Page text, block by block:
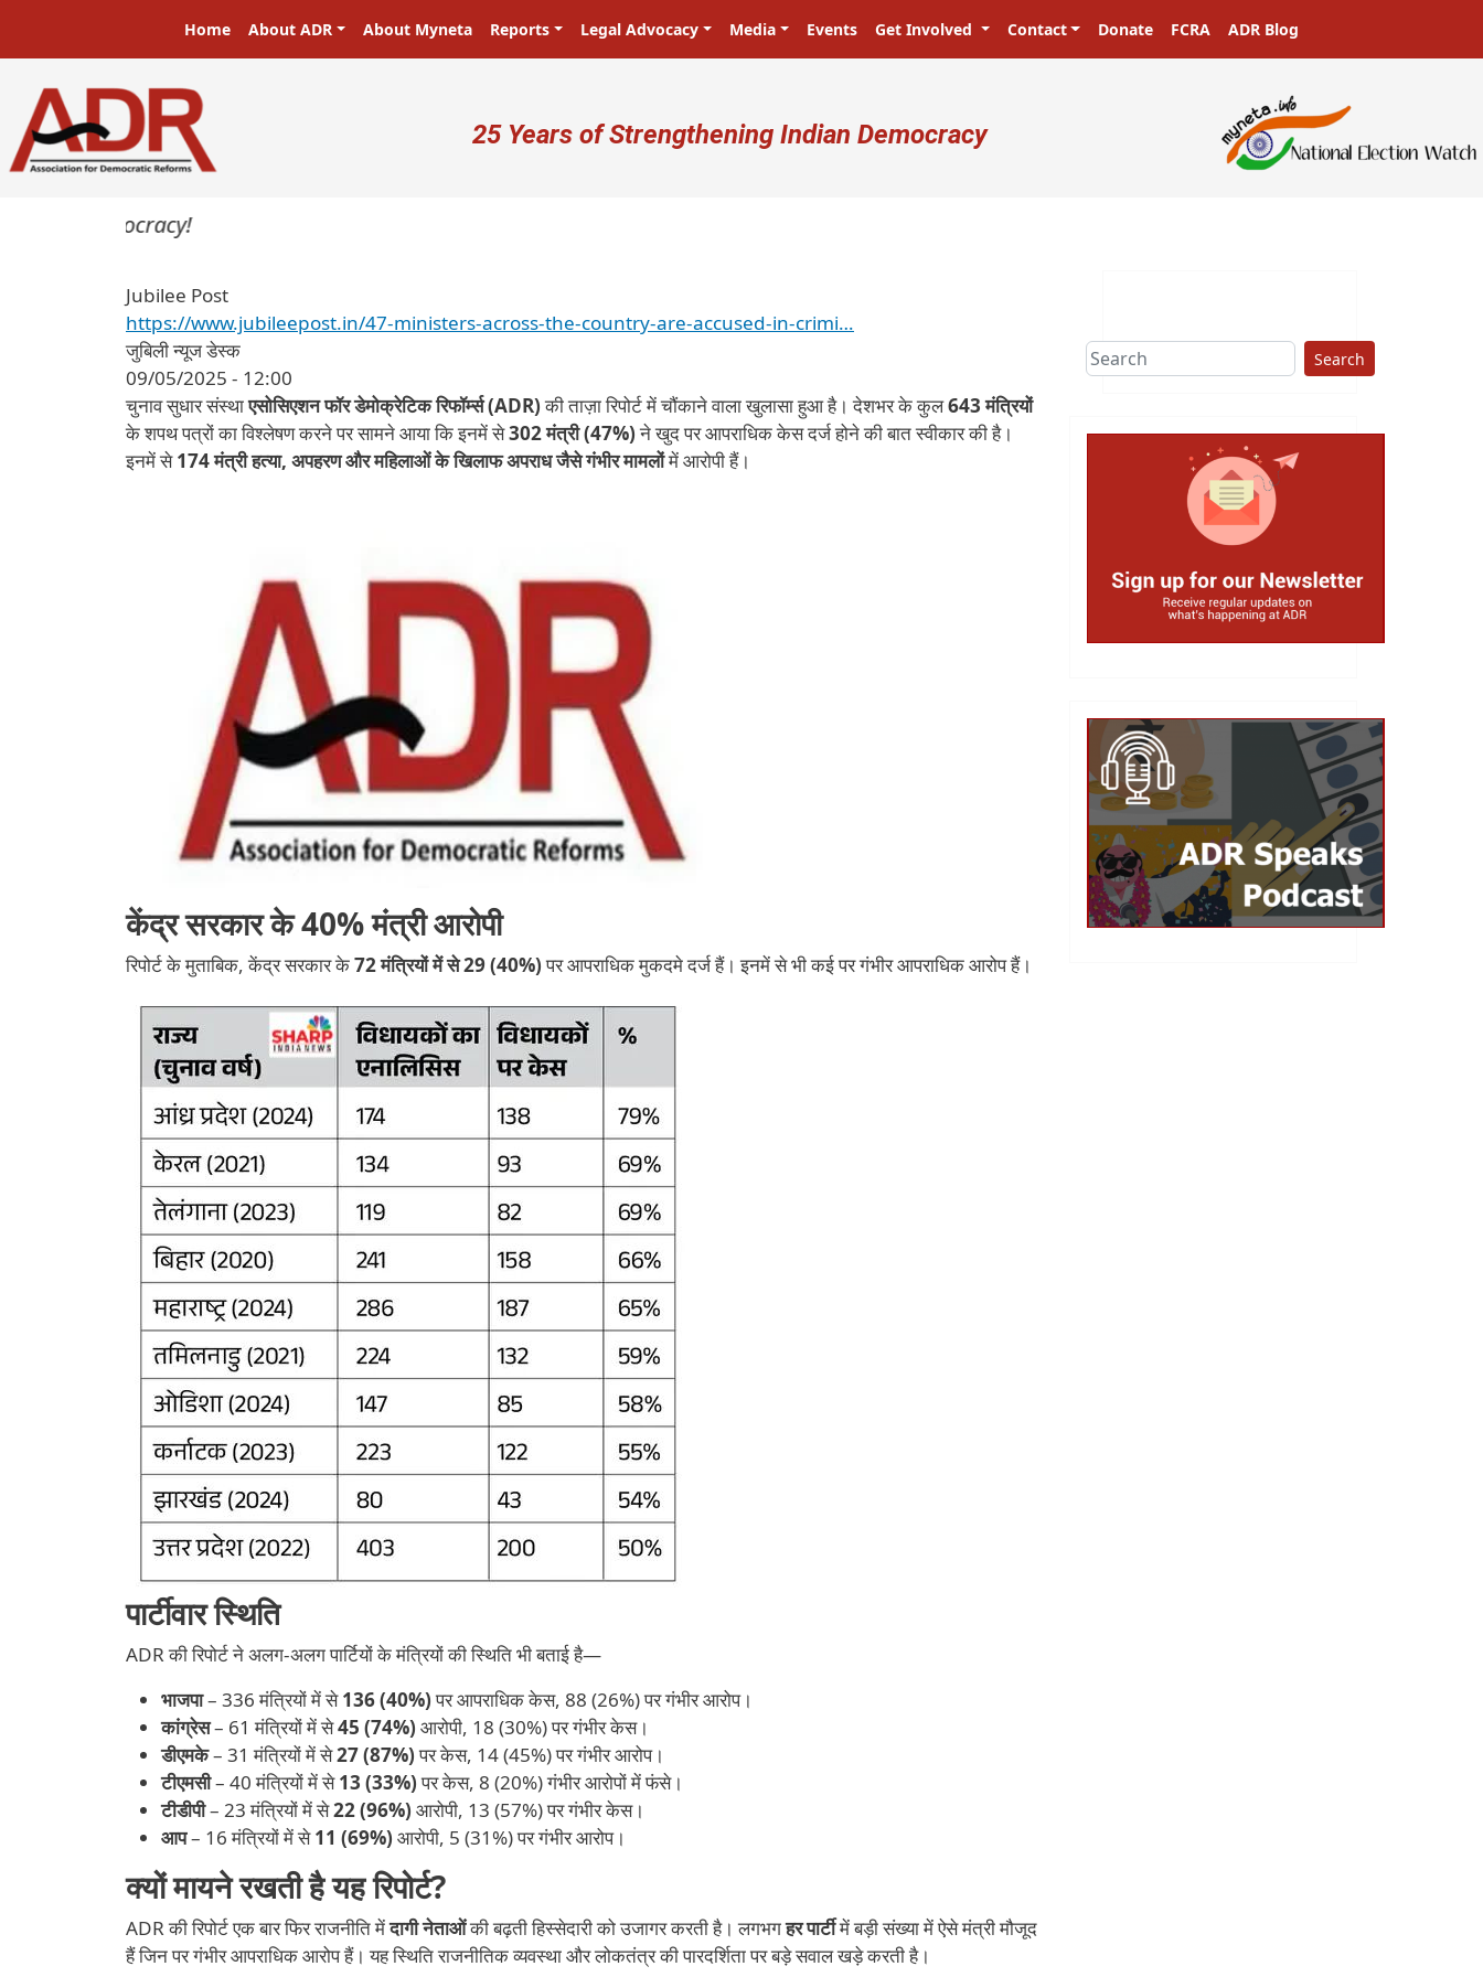
Main navigation
Home About ADR About Myneta Reports Legal Advocacy Media Events Get Involved Contact Donate FCRA ADR Blog
User account menu
25 Years of Strengthening Indian Democracy
in a democracy!
Jubilee Post
https://www.jubileepost.in/47-ministers-across-the-country-are-accused-in-crimi…
जुबिली न्यूज डेस्क
09/05/2025 - 12:00
चुनाव सुधार संस्थाएसोसिएशन फॉर डेमोक्रेटिक रिफॉर्म्स (ADR)की ताज़ा रिपोर्ट में चौंकाने वाला खुलासा हुआ है। देशभर के कुल643 मंत्रियों
के शपथ पत्रों का विश्लेषण करने पर सामने आया कि इनमें से302 मंत्री (47%)ने खुद पर आपराधिक केस दर्ज होने की बात स्वीकार की है।
इनमें से174 मंत्री हत्या, अपहरण और महिलाओं के खिलाफ अपराध जैसे गंभीर मामलोंमें आरोपी हैं।
केंद्र सरकार के 40% मंत्री आरोपी
रिपोर्ट के मुताबिक, केंद्र सरकार के72 मंत्रियों में से 29 (40%)पर आपराधिक मुकदमे दर्ज हैं। इनमें से भी कई पर गंभीर आपराधिक आरोप हैं।
पार्टीवार स्थिति
ADR की रिपोर्ट ने अलग-अलग पार्टियों के मंत्रियों की स्थिति भी बताई है—
भाजपा– 336 मंत्रियों में से136 (40%)पर आपराधिक केस, 88 (26%) पर गंभीर आरोप।
कांग्रेस– 61 मंत्रियों में से45 (74%) आरोपी, 18 (30%) पर गंभीर केस।
डीएमके– 31 मंत्रियों में से27 (87%)पर केस, 14 (45%) पर गंभीर आरोप।
टीएमसी– 40 मंत्रियों में से13 (33%)पर केस, 8 (20%) गंभीर आरोपों में फंसे।
टीडीपी– 23 मंत्रियों में से22 (96%) आरोपी, 13 (57%) पर गंभीर केस।
आप– 16 मंत्रियों में से11 (69%) आरोपी, 5 (31%) पर गंभीर आरोप।
क्यों मायने रखती है यह रिपोर्ट?
ADR की रिपोर्ट एक बार फिर राजनीति मेंदागी नेताओंकी बढ़ती हिस्सेदारी को उजागर करती है। लगभगहर पार्टीमें बड़ी संख्या में ऐसे मंत्री मौजूद
हैं जिन पर गंभीर आपराधिक आरोप हैं। यह स्थिति राजनीतिक व्यवस्था और लोकतंत्र की पारदर्शिता पर बड़े सवाल खड़े करती है।
Search